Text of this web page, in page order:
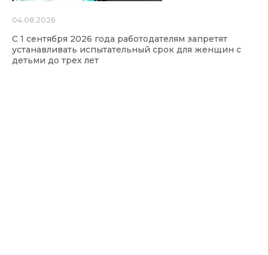
04.08.2026
С 1 сентября 2026 года работодателям запретят
устанавливать испытательный срок для женщин с
детьми до трех лет